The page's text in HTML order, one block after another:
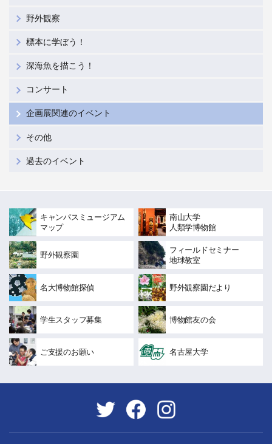
野外観察
標本に学ぼう！
深海魚を描こう！
コンサート
企画展関連のイベント
その他
過去のイベント
キャンパスミュージアム
マップ
南山大学
人類学博物館
野外観察園
フィールドセミナー
地球教室
名大博物館探偵 野外観察園だより
学生スタッフ募集 博物館友の会
ご支援のお願い 名古屋大学